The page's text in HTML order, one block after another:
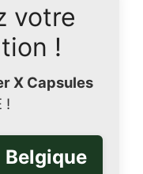
votre
!
X Capsules
!
Belgique